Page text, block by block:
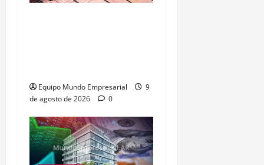
Equipo Mundo Empresarial
9
de agosto de 2026
0